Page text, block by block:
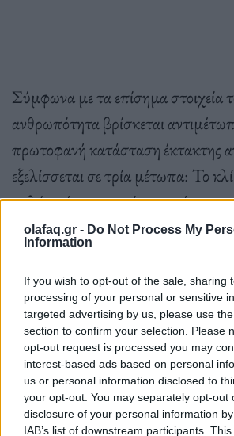
olafaq.gr - Do Not Process My
Information
If you wish to opt-out of the sale, sharing
processing of your personal or sensitive
targeted advertising by us, please use
section to confirm your selection. Please
opt-out request is processed you may
interest-based ads based on personal
us or personal information disclosed to
your opt-out. You may separately opt-out
disclosure of your personal information
IAB’s list of downstream participants.
Σύμφωνα με τα επίσημα
ανθρωπότητα βρίσκεται
πρωτοφανή κατάσταση έκτακτης
εξελίσσεται σε τρία μέτωπα: Το
πολύ γρήγορα χωρίς να αφήνει
προσαρμοστούν αποτελεσματικά
φύση. Η απώλεια της
συνδυασμό με άλλες πιέσεις,
περίπου ένα εκατομμύριο είδη
κίνδυνο της εξαφάνισης, ενώ η
δηλητηριάζει τον αέρα, τη γη και
ΠΗΓΗ: ΑΠΕ-ΜΠΕ